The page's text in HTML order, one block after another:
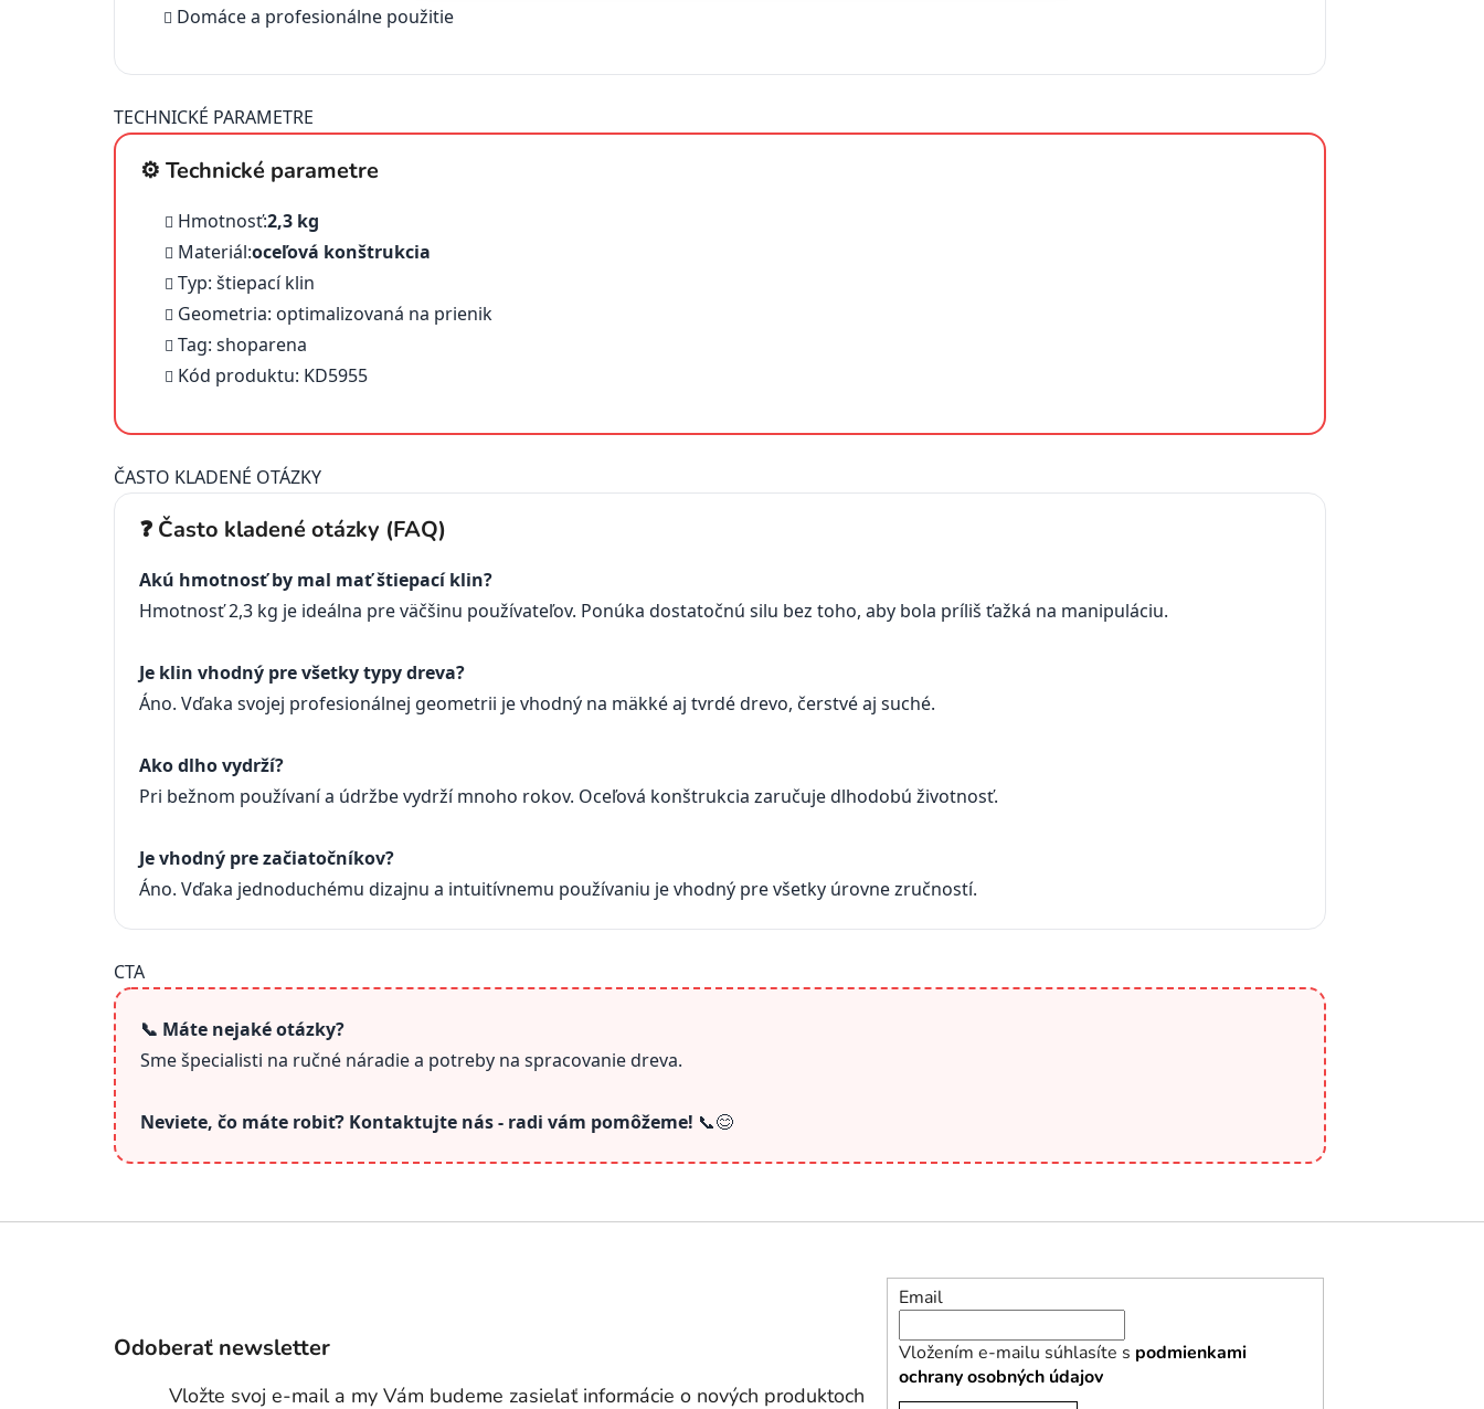
Domáce a profesionálne použitie
TECHNICKÉ PARAMETRE
⚙️ Technické parametre
Hmotnosť:2,3 kg
Materiál:oceľová konštrukcia
Typ: štiepací klin
Geometria: optimalizovaná na prienik
Tag: shoparena
Kód produktu: KD5955
ČASTO KLADENÉ OTÁZKY
❓ Často kladené otázky (FAQ)
Akú hmotnosť by mal mať štiepací klin?
Hmotnosť 2,3 kg je ideálna pre väčšinu používateľov. Ponúka dostatočnú silu bez toho, aby bola príliš ťažká na manipuláciu.
Je klin vhodný pre všetky typy dreva?
Áno. Vďaka svojej profesionálnej geometrii je vhodný na mäkké aj tvrdé drevo, čerstvé aj suché.
Ako dlho vydrží?
Pri bežnom používaní a údržbe vydrží mnoho rokov. Oceľová konštrukcia zaručuje dlhodobú životnosť.
Je vhodný pre začiatočníkov?
Áno. Vďaka jednoduchému dizajnu a intuitívnemu používaniu je vhodný pre všetky úrovne zručností.
CTA
📞 Máte nejaké otázky?
Sme špecialisti na ručné náradie a potreby na spracovanie dreva.
Neviete, čo máte robiť? Kontaktujte nás - radi vám pomôžeme! 📞😊
Odoberať newsletter
Vložte svoj e-mail a my Vám budeme zasielať informácie o nových produktoch
Email
Vložením e-mailu súhlasíte s podmienkami
ochrany osobných údajov